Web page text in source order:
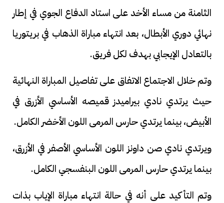
الثامنة من مساء الأخد على استاد الدفاع الجوي في إطار
نهائي دوري الأبطال، بعد انتهاء مباراة الذهاب في بريتوريا
بالتعادل الإيجابي بهدف لكل فريق.
وتم خلال الاجتماع الاتفاق على تفاصيل المباراة النهائية
حيث يرتدي نادي بيراميدز قميصه الأساسي الأزرق في
الأبيض، بينما يرتدي حارس المرمى اللون الأخضر الكامل.
ويرتدي نادي صن داونز اللون الأساسي الأصفر في الأزرق،
بينما يرتدي حارس المرمى اللون البنفسجي الكامل.
وتم التأكيد على أنه في حالة انتهاء مباراة الإياب بذات